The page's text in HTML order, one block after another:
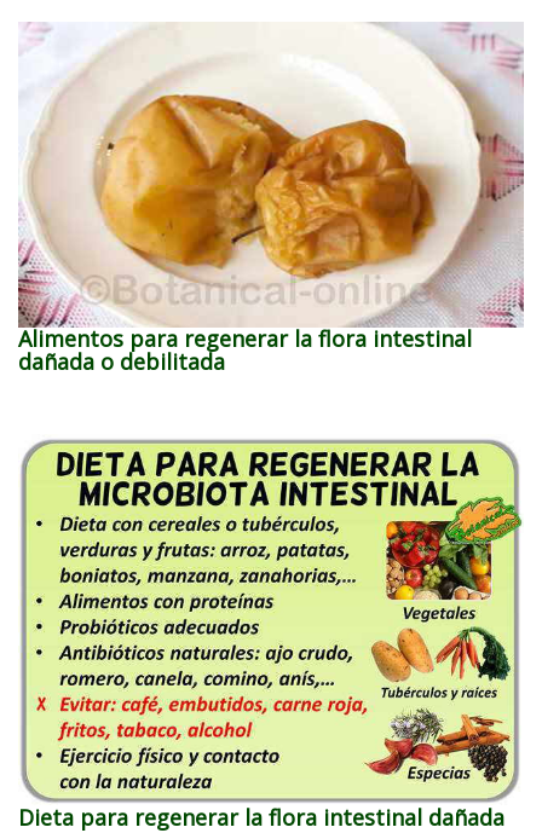
Alimentos para regenerar la flora intestinal
dañada o debilitada
Dieta para regenerar la flora intestinal dañada